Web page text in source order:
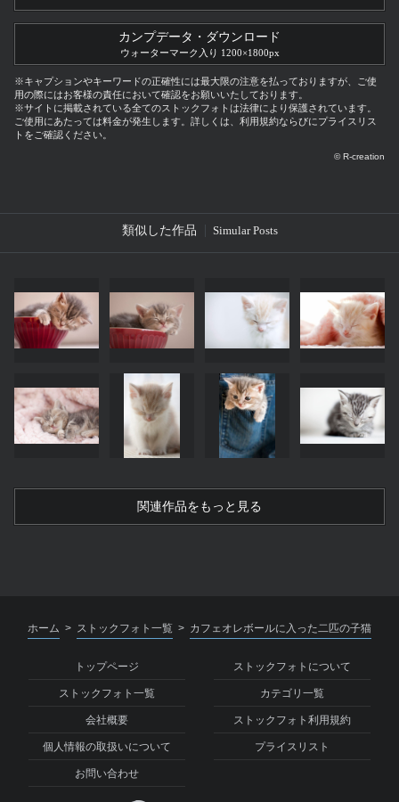
カンプデータ・ダウンロード
ウォーターマーク入り 1200×1800px
※キャプションやキーワードの正確性には最大限の注意を払っておりますが、ご使
用の際にはお客様の責任において確認をお願いいたしております。
※サイトに掲載されている全てのストックフォトは法律により保護されています。
ご使用にあたっては料金が発生します。詳しくは、利用規約ならびにプライスリス
トをご確認ください。
© R-creation
類似した作品 Simular Posts
関連作品をもっと見る
ホーム > ストックフォト一覧 > カフェオレボールに入った二匹の子猫
トップページ ストックフォトについて
ストックフォト一覧 カテゴリ一覧
会社概要 ストックフォト利用規約
個人情報の取扱いについて プライスリスト
お問い合わせ